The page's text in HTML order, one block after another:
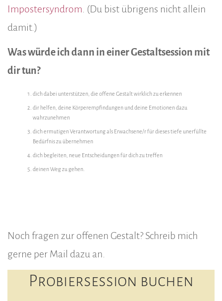
Impostersyndrom . (Du bist übrigens nicht allein
damit.)
Was würde ich dann in einer Gestaltsession mit
dir tun?
dich dabei unterstützen, die offene Gestalt wirklich zu erkennen
dir helfen, deine Körperempfindungen und deine Emotionen dazu
wahrzunehmen
dich ermutigen Verantwortung als Erwachsene/r für dieses tiefe unerfüllte
Bedürfnis zu übernehmen
dich begleiten, neue Entscheidungen für dich zu treffen
deinen Weg zu gehen.
Noch fragen zur offenen Gestalt? Schreib mich
gerne per Mail dazu an.
Probiersession buchen